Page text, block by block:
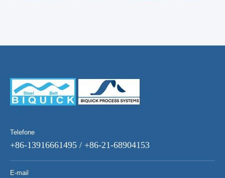
Telefone
+86-13916661495 / +86-21-68904153
E-mail